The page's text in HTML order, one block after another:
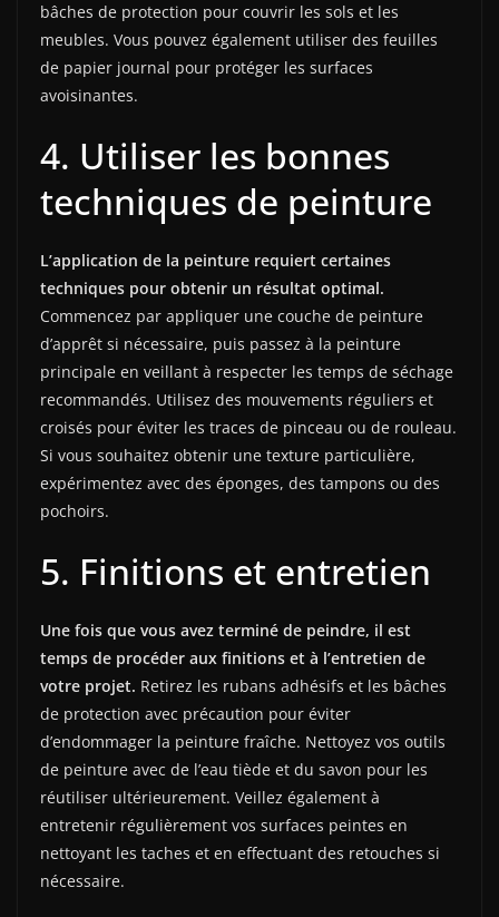
bâches de protection pour couvrir les sols et les
meubles. Vous pouvez également utiliser des feuilles
de papier journal pour protéger les surfaces
avoisinantes.
4. Utiliser les bonnes
techniques de peinture
L’application de la peinture requiert certaines
techniques pour obtenir un résultat optimal.
Commencez par appliquer une couche de peinture
d’apprêt si nécessaire, puis passez à la peinture
principale en veillant à respecter les temps de séchage
recommandés. Utilisez des mouvements réguliers et
croisés pour éviter les traces de pinceau ou de rouleau.
Si vous souhaitez obtenir une texture particulière,
expérimentez avec des éponges, des tampons ou des
pochoirs.
5. Finitions et entretien
Une fois que vous avez terminé de peindre, il est
temps de procéder aux finitions et à l’entretien de
votre projet. Retirez les rubans adhésifs et les bâches
de protection avec précaution pour éviter
d’endommager la peinture fraîche. Nettoyez vos outils
de peinture avec de l’eau tiède et du savon pour les
réutiliser ultérieurement. Veillez également à
entretenir régulièrement vos surfaces peintes en
nettoyant les taches et en effectuant des retouches si
nécessaire.